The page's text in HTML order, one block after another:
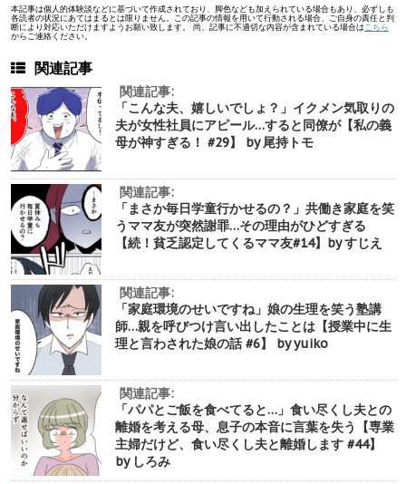
本記事は個人的体験談などに基づいて作成されており、脚色なども加えられている場合もあり、必ずしも
各読者の状況にあてはまるとは限りません。この記事の情報を用いて行動される場合、ご自身の責任と判
断により対応いただけますようお願い致します。 尚、記事に不適切な内容が含まれている場合は こちら
からご連絡ください。
関連記事
関連記事:
「こんな夫、嬉しいでしょ？」イクメン気取りの
夫が女性社員にアピール…すると同僚が【私の義
母が神すぎる！ #29】 by 尾持トモ
関連記事:
「まさか毎日学童行かせるの？」共働き家庭を笑
うママ友が突然謝罪…その理由がひどすぎる
【続！貧乏認定してくるママ友#14】by すじえ
関連記事:
「家庭環境のせいですね」娘の生理を笑う塾講
師…親を呼びつけ言い出したことは【授業中に生
理と言わされた娘の話 #6】 by yuiko
関連記事:
「パパとご飯を食べてると…」食い尽くし夫との
離婚を考える母、息子の本音に言葉を失う【専業
主婦だけど、食い尽くし夫と離婚します #44】
by しろみ